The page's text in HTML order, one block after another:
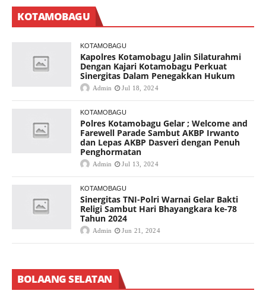
KOTAMOBAGU
KOTAMOBAGU
Kapolres Kotamobagu Jalin Silaturahmi
Dengan Kajari Kotamobagu Perkuat
Sinergitas Dalam Penegakkan Hukum
Admin Jul 18, 2024
KOTAMOBAGU
Polres Kotamobagu Gelar ; Welcome and
Farewell Parade Sambut AKBP Irwanto
dan Lepas AKBP Dasveri dengan Penuh
Penghormatan
Admin Jul 13, 2024
KOTAMOBAGU
Sinergitas TNI-Polri Warnai Gelar Bakti
Religi Sambut Hari Bhayangkara ke-78
Tahun 2024
Admin Jun 21, 2024
BOLAANG SELATAN